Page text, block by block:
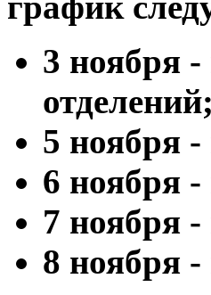
3 ноября
отделений;
5 ноября
6 ноября
7 ноября
8 ноября